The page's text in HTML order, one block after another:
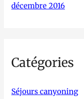
décembre 2016
Catégories
Séjours canyoning